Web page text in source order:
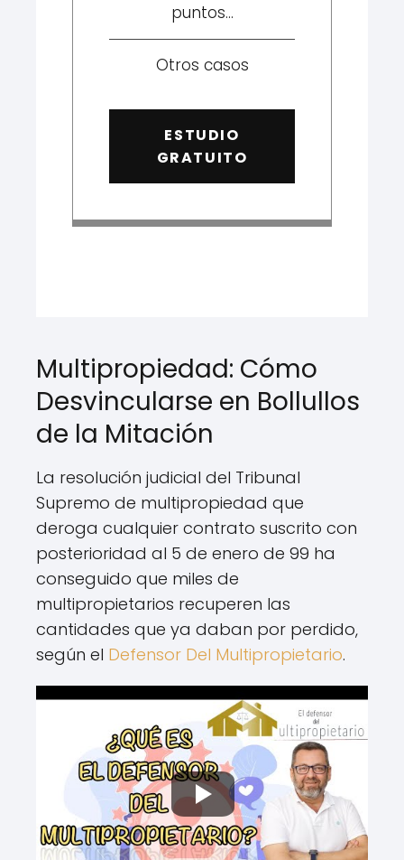
puntos...
Otros casos
ESTUDIO
GRATUITO
Multipropiedad: Cómo
Desvincularse en Bollullos
de la Mitación
La resolución judicial del Tribunal
Supremo de multipropiedad que
deroga cualquier contrato suscrito con
posterioridad al 5 de enero de 99 ha
conseguido que miles de
multipropietarios recuperen las
cantidades que ya daban por perdido,
según el Defensor Del Multipropietario.